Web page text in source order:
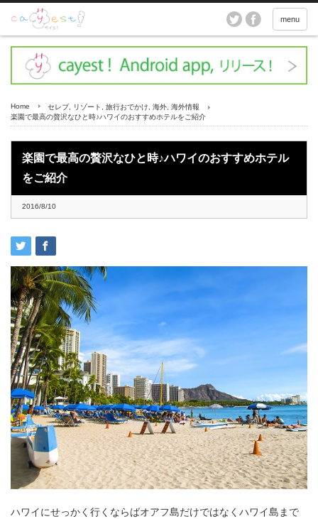
menu
Home セレブ リゾート 旅行おでかけ 海外 海外情報
楽園で最高の贅沢なひと時♪ハワイのおすすめホテルをご紹介
楽園で最高の贅沢なひと時♪ハワイのおすすめホテル
をご紹介
2016/8/10
ハワイにせっかく行くならばオアフ島だけではなくハワイ島まで